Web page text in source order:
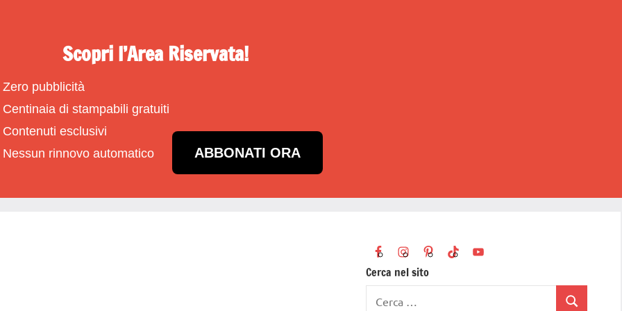
Scopri l’Area Riservata!
Zero pubblicità
Centinaia di stampabili gratuiti
Contenuti esclusivi
Nessun rinnovo automatico
ABBONATI ORA
Cerca nel sito